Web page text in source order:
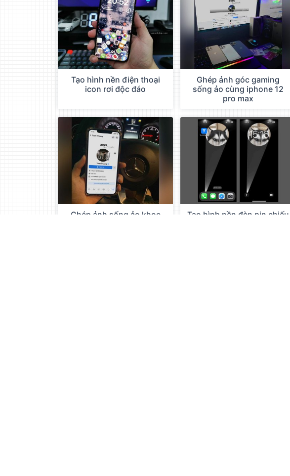
Tạo hình nền điện thoại
icon rơi độc đáo
Ghép ảnh góc gaming
sống ảo cùng iphone 12
pro max
Ghép ảnh sống ảo khoe
Tạo hình nền đèn pin chiếu